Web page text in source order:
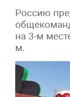
Россию
на 3-м
м.